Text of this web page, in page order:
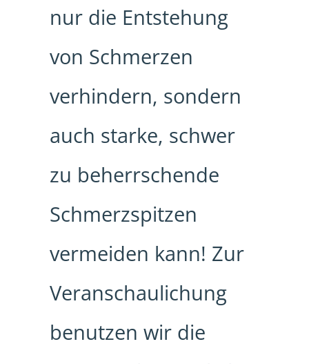
nur die Entstehung
von Schmerzen
verhindern, sondern
auch starke, schwer
zu beherrschende
Schmerzspitzen
vermeiden kann! Zur
Veranschaulichung
benutzen wir die